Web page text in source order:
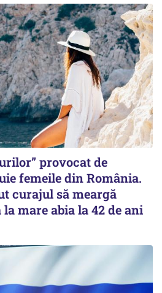
provocat de
femeile din România.
curajul să meargă
mare abia la 42 de ani